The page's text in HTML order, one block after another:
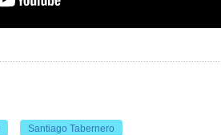
Santiago Tabernero